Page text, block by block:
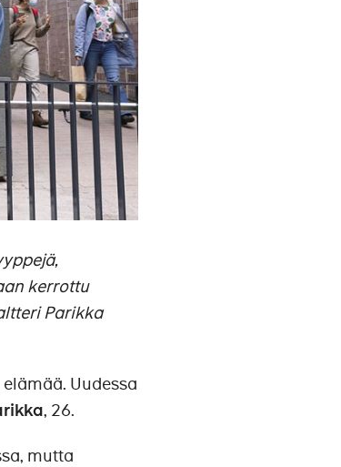
kerrottu
Parikka
Uudessa
, 26.
mutta